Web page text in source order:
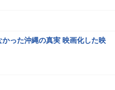
った沖縄の真実 映画化した映